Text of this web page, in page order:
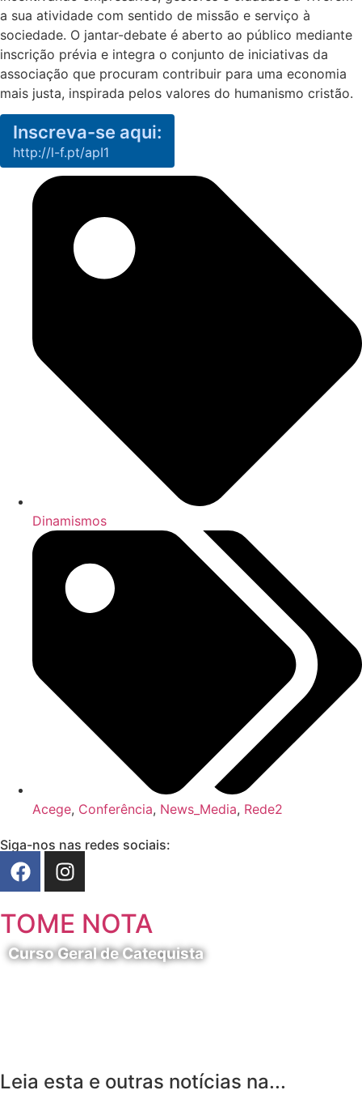
a sua atividade com sentido de missão e serviço à
sociedade. O jantar-debate é aberto ao público mediante
inscrição prévia e integra o conjunto de iniciativas da
associação que procuram contribuir para uma economia
mais justa, inspirada pelos valores do humanismo cristão.
Inscreva-se aqui:
http://l-f.pt/apI1
Dinamismos
Acege, Conferência, News_Media, Rede2
Siga-nos nas redes sociais:
TOME NOTA
Curso Geral de Catequista
Leia esta e outras notícias na...